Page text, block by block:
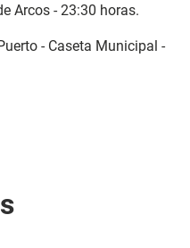
Arcos - 23:30 horas.
- Caseta Municipal -